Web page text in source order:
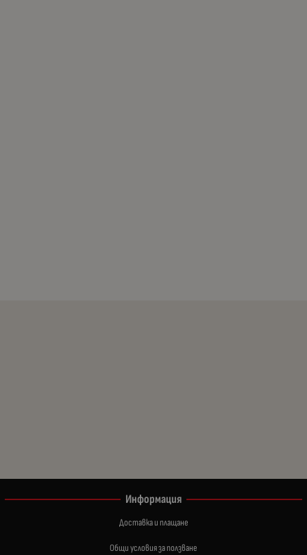
Информация
Доставка и плащане
Общи условия за ползване